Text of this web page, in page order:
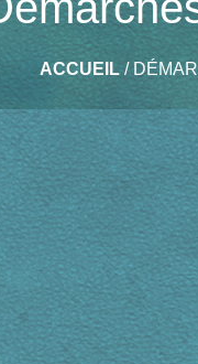
ACCUEIL/